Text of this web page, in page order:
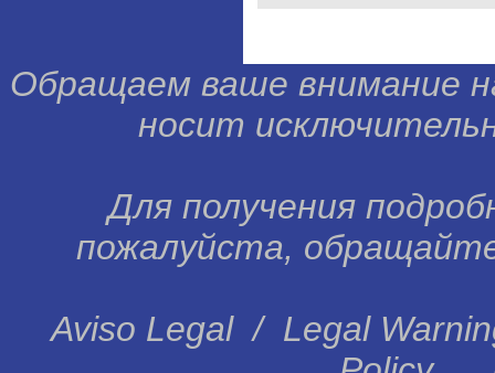
Обращаем ваше внимание
носит
Для получения
пожалуйста,
Aviso Legal/ Legal